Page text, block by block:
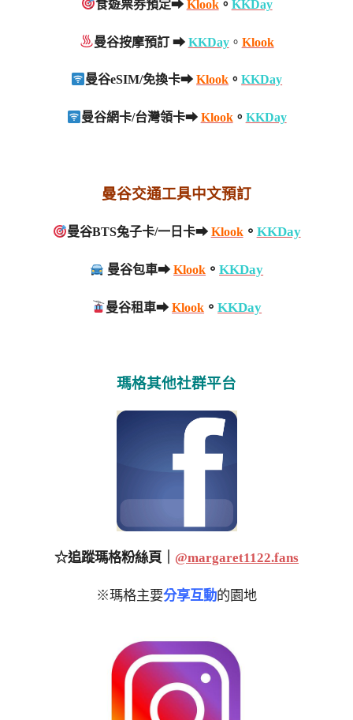
食遊票券預定➡ Klook。 KKDay
曼谷按摩預訂 ➡ KKDay。 Klook
曼谷eSIM/免換卡➡Klook 。KKDay
曼谷網卡/台灣領卡➡ Klook。 KKDay
曼谷交通工具中文預訂
曼谷BTS兔子卡/一日卡➡ Klook。 KKDay
曼谷包車➡Klook 。KKDay
曼谷租車➡Klook 。KKDay
瑪格其他社群平台
☆追蹤瑪格粉絲頁｜ @margaret1122.fans
※瑪格主要分享互動的園地